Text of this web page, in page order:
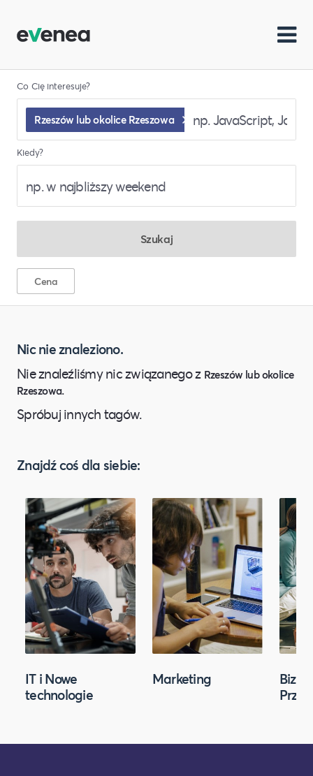
Co Cię interesuje?
Rzeszów lub okolice Rzeszowa
Kiedy?
Szukaj
Cena
Nic nie znaleziono.
Nie znaleźliśmy nic związanego z Rzeszów lub okolice
Rzeszowa.
Spróbuj innych tagów.
Znajdź coś dla siebie:
IT i Nowe
technologie
Marketing